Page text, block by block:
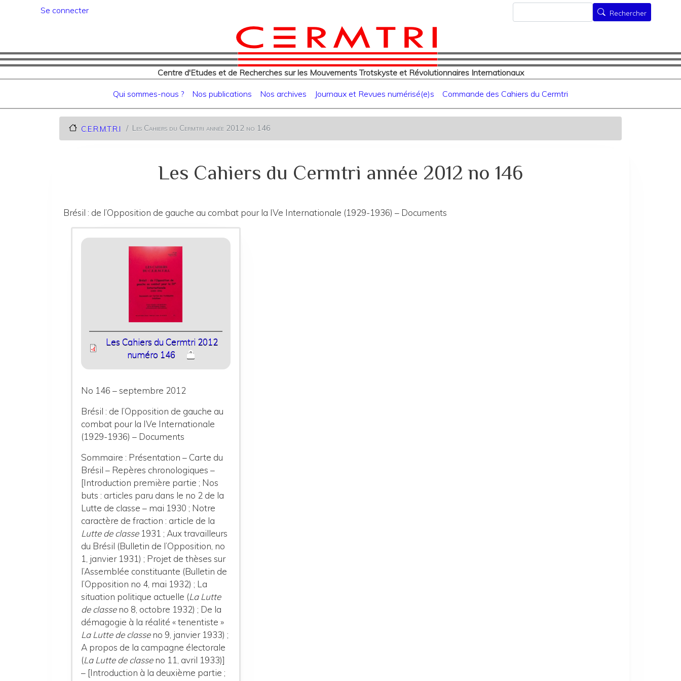
contenu
principal
Menu du compte de l'utilisateur
Se connecter
Centre d'Etudes et de Recherches sur les Mouvements Trotskyste et Révolutionnaires Internationaux
Rechercher
Rechercher
Navigation principale
Qui sommes-nous ? Nos publications Nos archives Journaux et Revues numérisé(e)s Commande des Cahiers du Cermtri
C.E.R.M.T.R.I Les Cahiers du Cermtri année 2012 no 146
Les Cahiers du Cermtri année 2012 no 146
Brésil : de l’Opposition de gauche au combat pour la IVe Internationale (1929-1936) – Documents
Les Cahiers du Cermtri 2012
numéro 146
No 146 – septembre 2012
Brésil : de l’Opposition de gauche au
combat pour la IVe Internationale
(1929-1936) – Documents
Sommaire : Présentation – Carte du
Brésil – Repères chronologiques –
[Introduction première partie ; Nos
buts : articles paru dans le no 2 de la
Lutte de classe – mai 1930 ; Notre
caractère de fraction : article de la
Lutte de classe1931 ; Aux travailleurs
du Brésil (Bulletin de l’Opposition, no
1, janvier 1931) ; Projet de thèses sur
l’Assemblée constituante (Bulletin de
l’Opposition no 4, mai 1932) ; La
situation politique actuelle (La Lutte
de classeno 8, octobre 1932) ; De la
démagogie à la réalité « tenentiste »
La Lutte de classeno 9, janvier 1933) ;
A propos de la campagne électorale
(La Lutte de classeno 11, avril 1933)]
– [Introduction à la deuxième partie ;